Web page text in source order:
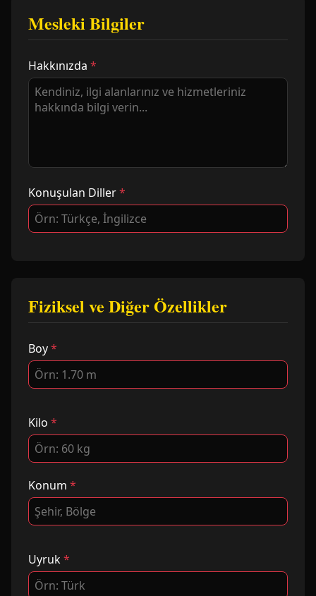
Mesleki Bilgiler
Hakkınızda *
Konuşulan Diller*
Fiziksel ve Diğer Özellikler
Boy*
Kilo *
Konum *
Uyruk*